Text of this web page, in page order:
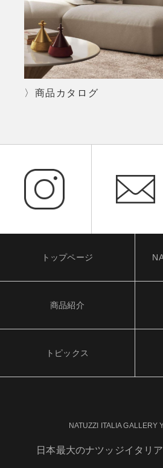
〉商品カタログ
トップページ
商品紹介
トピックス
NATUZZI ITALIA GALLERY
日本最大のナツッジイタリ